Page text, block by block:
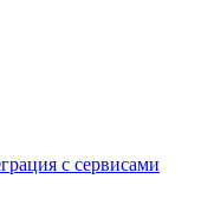
с сервисами